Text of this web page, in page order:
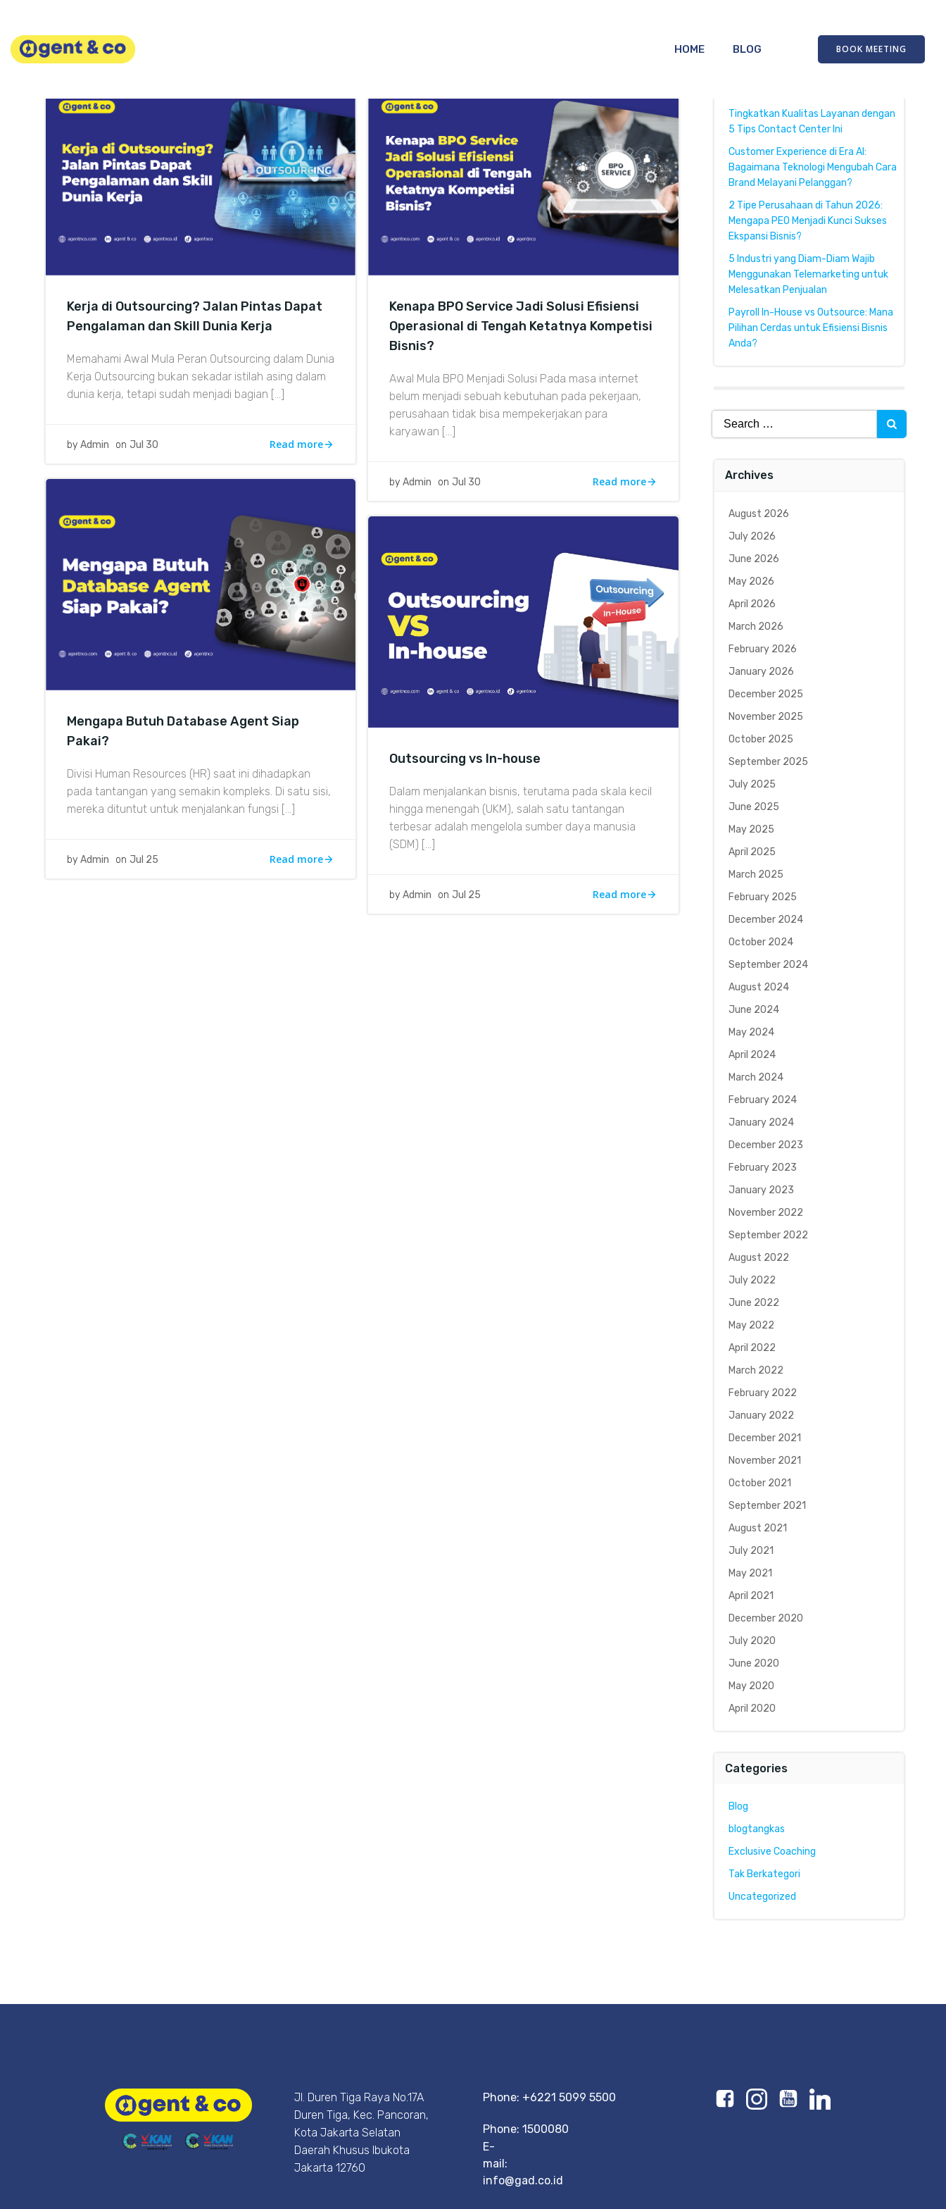
content
HOME BLOG BOOK MEETING
Kerja di Outsourcing? Jalan Pintas Dapat
Pengalaman dan Skill Dunia Kerja
Memahami Awal Mula Peran Outsourcing dalam Dunia
Kerja Outsourcing bukan sekadar istilah asing dalam
dunia kerja, tetapi sudah menjadi bagian […]
by Admin on Jul 30 Read more
Kenapa BPO Service Jadi Solusi Efisiensi
Operasional di Tengah Ketatnya Kompetisi
Bisnis?
Awal Mula BPO Menjadi Solusi Pada masa internet
belum menjadi sebuah kebutuhan pada pekerjaan,
perusahaan tidak bisa mempekerjakan para
karyawan […]
by Admin onJul 30 Read more
Mengapa Butuh Database Agent Siap
Pakai?
Divisi Human Resources (HR) saat ini dihadapkan
pada tantangan yang semakin kompleks. Di satu sisi,
mereka dituntut untuk menjalankan fungsi […]
by Admin on Jul 25 Read more
Outsourcing vs In-house
Dalam menjalankan bisnis, terutama pada skala kecil
hingga menengah (UKM), salah satu tantangan
terbesar adalah mengelola sumber daya manusia
(SDM) […]
by Admin onJul 25 Read more
Tingkatkan Kualitas Layanan dengan
5 Tips Contact Center Ini
Customer Experience di Era AI:
Bagaimana Teknologi Mengubah Cara
Brand Melayani Pelanggan?
2 Tipe Perusahaan di Tahun 2026:
Mengapa PEO Menjadi Kunci Sukses
Ekspansi Bisnis?
5 Industri yang Diam-Diam Wajib
Menggunakan Telemarketing untuk
Melesatkan Penjualan
Payroll In-House vs Outsource: Mana
Pilihan Cerdas untuk Efisiensi Bisnis
Anda?
Search
for:
Archives
August 2026
July 2026
June 2026
May 2026
April 2026
March 2026
February 2026
January 2026
December 2025
November 2025
October 2025
September 2025
July 2025
June 2025
May 2025
April 2025
March 2025
February 2025
December 2024
October 2024
September 2024
August 2024
June 2024
May 2024
April 2024
March 2024
February 2024
January 2024
December 2023
February 2023
January 2023
November 2022
September 2022
August 2022
July 2022
June 2022
May 2022
April 2022
March 2022
February 2022
January 2022
December 2021
November 2021
October 2021
September 2021
August 2021
July 2021
May 2021
April 2021
December 2020
July 2020
June 2020
May 2020
April 2020
Categories
Blog
blogtangkas
Exclusive Coaching
Tak Berkategori
Uncategorized
Jl. Duren Tiga Raya No.17A
Duren Tiga, Kec. Pancoran,
Kota Jakarta Selatan
Daerah Khusus Ibukota
Jakarta 12760
Phone: +6221 5099 5500
Phone: 1500080
E-
mail:
info@gad.co.id